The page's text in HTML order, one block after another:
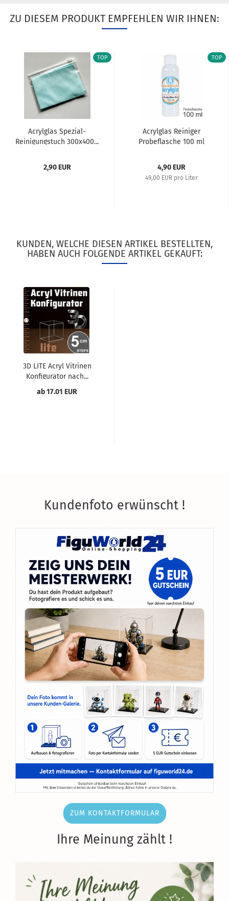
ZU DIESEM PRODUKT EMPFEHLEN WIR IHNEN:
TOP
Acrylglas Spezial-
Reinigungstuch 300x400...
2,90 EUR
TOP
Acrylglas Reiniger
Probeflasche 100 ml
4,90 EUR
49,00 EUR pro Liter
KUNDEN, WELCHE DIESEN ARTIKEL BESTELLTEN,
HABEN AUCH FOLGENDE ARTIKEL GEKAUFT:
3D LITE Acryl Vitrinen
Konfigurator nach...
ab 17.01 EUR
Kundenfoto erwünscht !
ZUM KONTAKTFORMULAR
Ihre Meinung zählt !